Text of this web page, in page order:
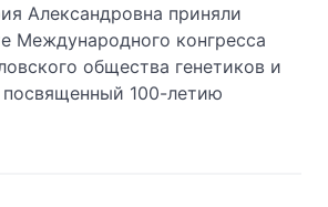
Александровна приняли
Международного конгресса
общества генетиков и
посвященный 100-летию